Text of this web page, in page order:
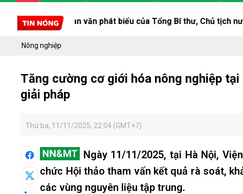
Toàn văn phát biểu của Tổng Bí thư, Chủ tịch nước Tô Lâm
Nông nghiệp
Tăng cường cơ giới hóa nông nghiệp
giải pháp
Thứ ba, 11/11/2025, 22:04 (GMT+7)
Ngày 11/11/2025, tại Hà Nội,
chức Hội thảo tham vấn kết quả rà soát,
các vùng nguyên liệu tập trung.